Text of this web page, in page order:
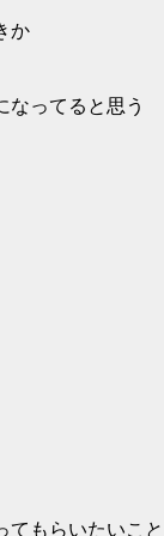
か
なってると思う
てもらいたいこと